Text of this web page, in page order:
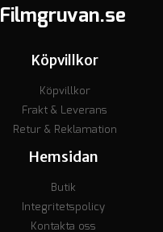
Filmgruvan.se
Köpvillkor
Köpvillkor
Frakt & Leverans
Retur & Reklamation
Hemsidan
Butik
Integritetspolicy
Kontakta oss